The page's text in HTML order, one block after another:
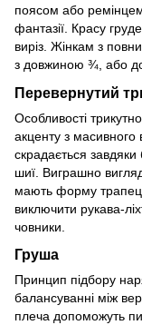
поясом або
фантазії. Красу
виріз. Жінкам з
з довжиною ¾, або
Перевернутий
Особливості
акценту з масивного
скрадається
шиї. Виграшно
мають форму
виключити рукава-
човники.
Груша
Принцип підбору
балансуванні між
плеча допоможуть